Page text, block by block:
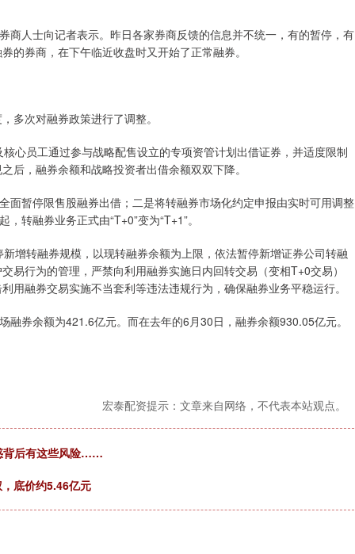
商人士向记者表示。昨日各家券商反馈的信息并不统一，有的暂停，有
的券商，在下午临近收盘时又开始了正常融券。
多次对融券政策进行了调整。
心员工通过参与战略配售设立的专项资管计划出借证券，并适度限制
后，融券余额和战略投资者出借余额双双下降。
面暂停限售股融券出借；二是将转融券市场化约定申报由实时可用调整
转融券业务正式由“T+0”变为“T+1”。
增转融券规模，以现转融券余额为上限，依法暂停新增证券公司转融
易行为的管理，严禁向利用融券实施日内回转交易（变相T+0交易）
用融券交易实施不当套利等违法违规行为，确保融券业务平稳运行。
券余额为421.6亿元。而在去年的6月30日，融券余额930.05亿元。
宏泰配资提示：文章来自网络，不代表本站观点。
背后有这些风险……
底价约5.46亿元